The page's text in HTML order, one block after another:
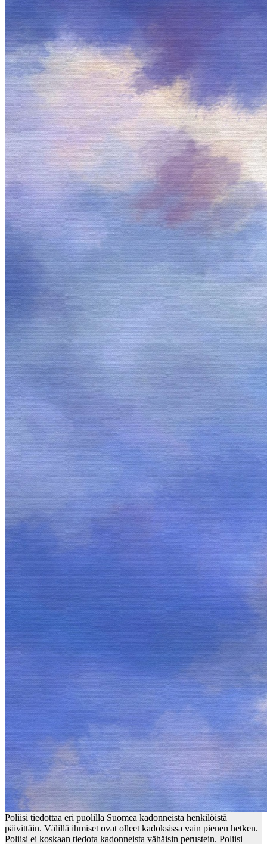
Poliisi tiedottaa eri puolilla Suomea kadonneista henkilöistä
päivittäin. Välillä ihmiset ovat olleet kadoksissa vain pienen hetken.
Poliisi ei koskaan tiedota kadonneista vähäisin perustein. Poliisi